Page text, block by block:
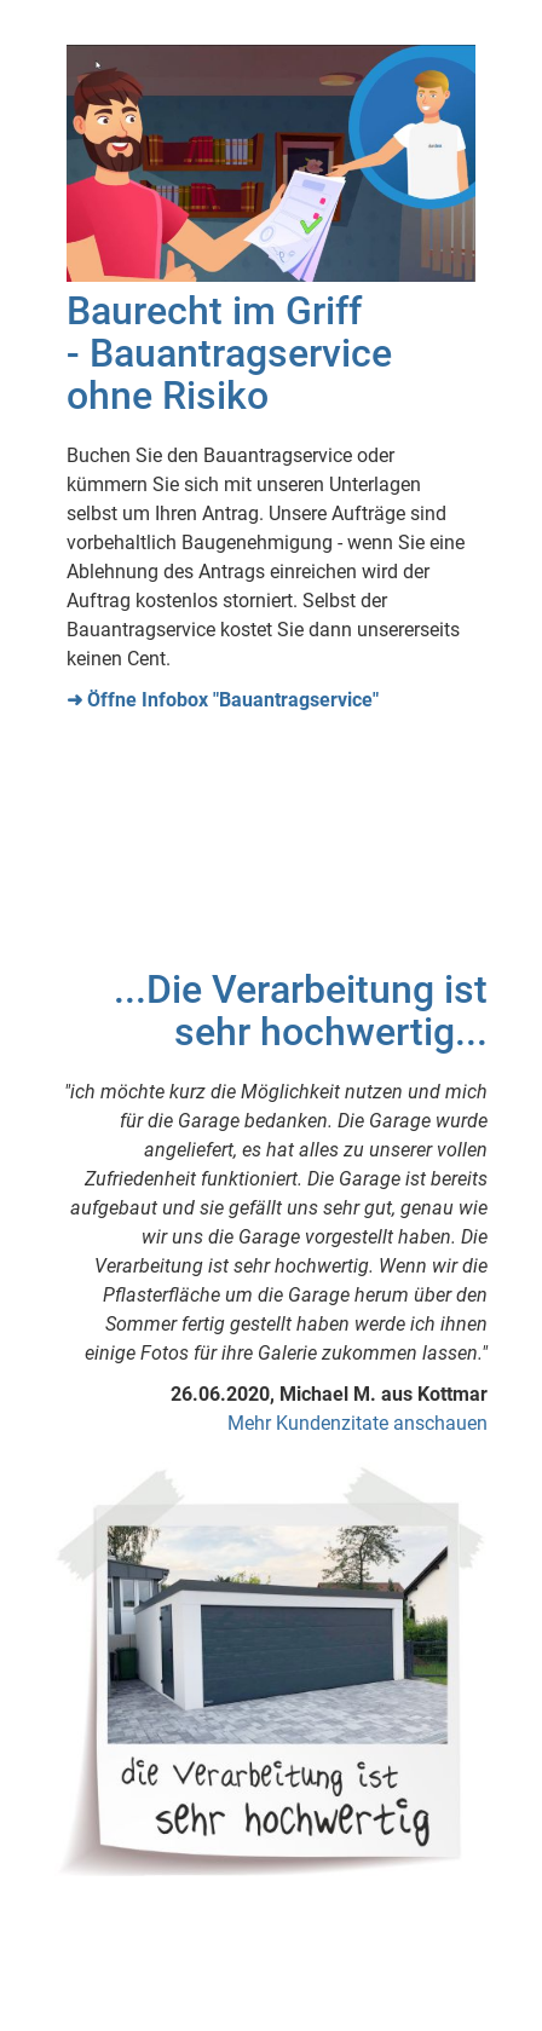
Baurecht im Griff
- Bauantragservice
ohne Risiko
Buchen Sie den Bauantragservice oder
kümmern Sie sich mit unseren Unterlagen
selbst um Ihren Antrag. Unsere Aufträge sind
vorbehaltlich Baugenehmigung - wenn Sie eine
Ablehnung des Antrags einreichen wird der
Auftrag kostenlos storniert. Selbst der
Bauantragservice kostet Sie dann unsererseits
keinen Cent.
➜ Öffne Infobox "Bauantragservice"
...Die Verarbeitung ist
sehr hochwertig...
"ich möchte kurz die Möglichkeit nutzen und mich
für die Garage bedanken. Die Garage wurde
angeliefert, es hat alles zu unserer vollen
Zufriedenheit funktioniert. Die Garage ist bereits
aufgebaut und sie gefällt uns sehr gut, genau wie
wir uns die Garage vorgestellt haben. Die
Verarbeitung ist sehr hochwertig. Wenn wir die
Pflasterfläche um die Garage herum über den
Sommer fertig gestellt haben werde ich ihnen
einige Fotos für ihre Galerie zukommen lassen."
26.06.2020, Michael M. aus Kottmar
Mehr Kundenzitate anschauen